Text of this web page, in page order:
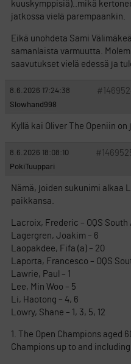
kuuskymppisiä)..mikä
jatkossa vielä parempaankin.
Eikä unohdeta Sami
samanlaista varmuutta.
saavutukset vielä edessä ja
8.6.2026 17:24:38
Slowhand998
Kyllä kai Oliver The Openiin
8.6.2026 18:08:10
PokiTuuppari
Nämä, joiden sukunimi alkaa
paikkansa.
Lacroix, Frederic – OQS South
Lagergren, Joakim – 6
Laopakdee, Fifa (a) – 20
Laporta, Francesco – OQS
Lawrie, Paul – 1
Lee, Min Woo – 5
Li, Haotong – 4, 6
Lowry, Shane – 1, 3, 5, 12
1. The Open Champions aged
Champions up to and